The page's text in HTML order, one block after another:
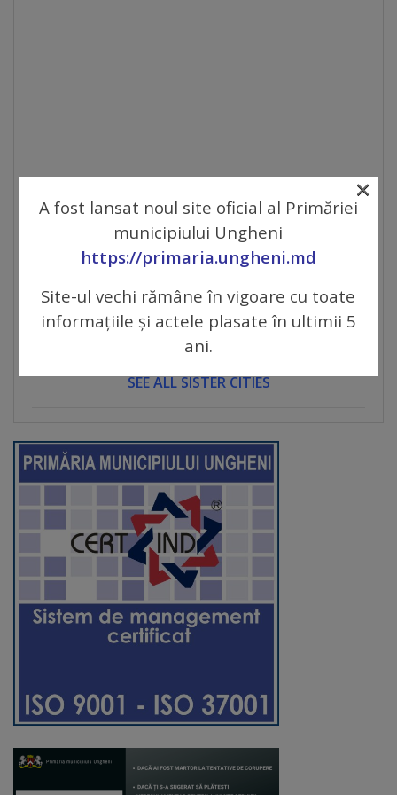
Primar
Viceprimari
Organigrama
primăriei
de
funcționare
Integritate
și
calitate
Consiliul
Secretar
Consilieri
SEE ALL SISTER CITIES
A fost lansat noul site oficial al Primăriei
municipiului Ungheni
https://primaria.ungheni.md
Site-ul vechi rămâne în vigoare cu toate
informațiile și actele plasate în ultimii 5
ani.
×